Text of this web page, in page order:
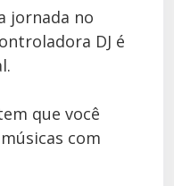
jornada no
DJ é
que você
com